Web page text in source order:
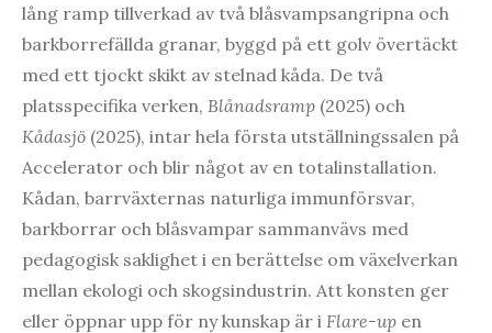
lång ramp tillverkad av två blåsvampsangripna och
barkborrefällda granar, byggd på ett golv övertäckt
med ett tjockt skikt av stelnad kåda. De två
platsspecifika verken, Blånadsramp (2025) och
Kådasjö (2025), intar hela första utställningssalen på
Accelerator och blir något av en totalinstallation.
Kådan, barrväxternas naturliga immunförsvar,
barkborrar och blåsvampar sammanvävs med
pedagogisk saklighet i en berättelse om växelverkan
mellan ekologi och skogsindustrin. Att konsten ger
eller öppnar upp för ny kunskap är i Flare-up en